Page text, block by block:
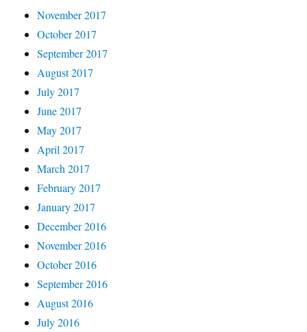
November 2017
October 2017
September 2017
August 2017
July 2017
June 2017
May 2017
April 2017
March 2017
February 2017
January 2017
December 2016
November 2016
October 2016
September 2016
August 2016
July 2016